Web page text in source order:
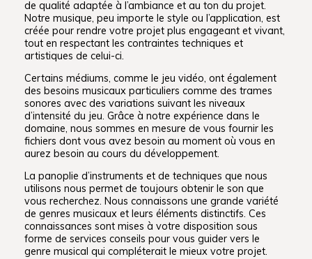
de qualité adaptée à l’ambiance et au ton du projet.
Notre musique, peu importe le style ou l’application, est
créée pour rendre votre projet plus engageant et vivant,
tout en respectant les contraintes techniques et
artistiques de celui-ci.
Certains médiums, comme le jeu vidéo, ont également
des besoins musicaux particuliers comme des trames
sonores avec des variations suivant les niveaux
d’intensité du jeu. Grâce à notre expérience dans le
domaine, nous sommes en mesure de vous fournir les
fichiers dont vous avez besoin au moment où vous en
aurez besoin au cours du développement.
La panoplie d’instruments et de techniques que nous
utilisons nous permet de toujours obtenir le son que
vous recherchez. Nous connaissons une grande variété
de genres musicaux et leurs éléments distinctifs. Ces
connaissances sont mises à votre disposition sous
forme de services conseils pour vous guider vers le
genre musical qui compléterait le mieux votre projet.